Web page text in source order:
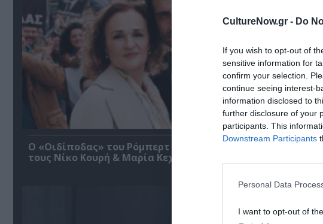
CultureNow.gr - Do
If you wish to opt-out of
sensitive information for
confirm your selection.
continue seeing interest-
information disclosed to
further disclosure of your
participants. This
Downstream Participants
Personal Data
I want to opt-out of
O «Οιδίποδας» του Ρόμπερτ Άικ ξανά στη Στέγη – Με
τους Νίκο Κουρή & Μαρία Κεχαγιόγλου